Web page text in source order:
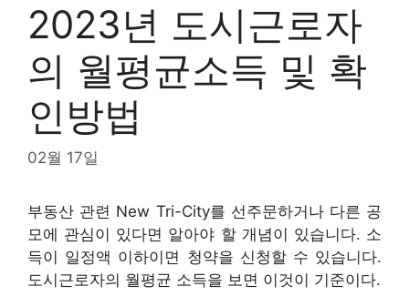
2023년 도시근로자
의 월평균소득 및 확
인방법
02월 17일
부동산 관련 New Tri-City를 선주문하거나 다른 공
모에 관심이 있다면 알아야 할 개념이 있습니다. 소
득이 일정액 이하이면 청약을 신청할 수 있습니다.
도시근로자의 월평균 소득을 보면 이것이 기준이다.